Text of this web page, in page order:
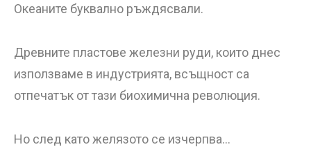
Океаните буквално ръждясвали.
Древните пластове железни руди, които днес
използваме в индустрията, всъщност са
отпечатък от тази биохимична революция.
Но след като желязото се изчерпва…